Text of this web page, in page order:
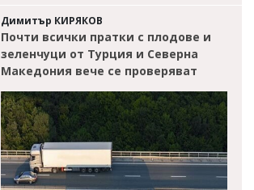
Димитър КИРЯКОВ
Почти всички пратки с плодове и
зеленчуци от Турция и Северна
Македония вече се проверяват